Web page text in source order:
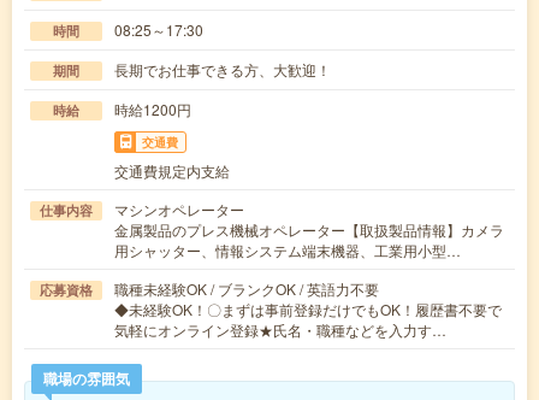
時間 08:25～17:30
期間 長期でお仕事できる方、大歓迎！
時給 時給1200円
交通費
交通費規定内支給
仕事内容
マシンオペレーター
金属製品のプレス機械オペレーター【取扱製品情報】カメラ
用シャッター、情報システム端末機器、工業用小型…
応募資格
職種未経験OK / ブランクOK / 英語力不要
◆未経験OK！〇まずは事前登録だけでもOK！履歴書不要で
気軽にオンライン登録★氏名・職種などを入力す…
職場の雰囲気